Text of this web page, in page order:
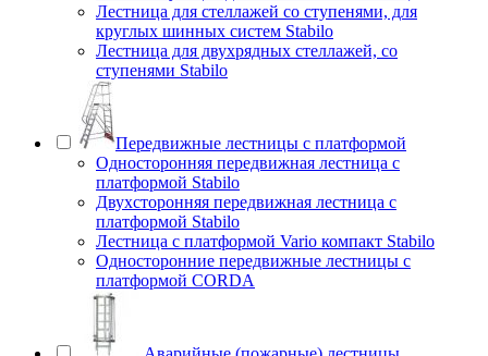
Лестница для стеллажей со ступенями, для
круглых шинных систем Stabilo
Лестница для двухрядных стеллажей, со
ступенями Stabilo
Передвижные лестницы с платформой
Односторонняя передвижная лестница с
платформой Stabilo
Двухсторонняя передвижная лестница с
платформой Stabilo
Лестница с платформой Vario компакт Stabilo
Односторонние передвижные лестницы с
платформой CORDA